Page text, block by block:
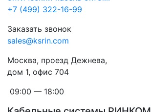
+7 (499) 322-16-99
Заказать звонок
sales@ksrin.com
Москва, проезд Дежнева,
дом 1, офис 704
09:00 — 18:00